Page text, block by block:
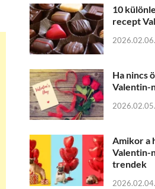
10
recept
2026.02.06.
Ha nincs
Valentin-
2026.02.05.
Amikor a
Valentin-
trendek
2026.02.04.